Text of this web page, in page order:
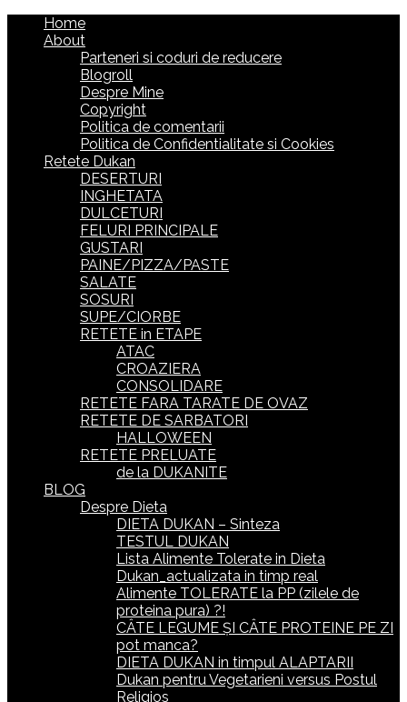
Home
About
Parteneri si coduri de reducere
Blogroll
Despre Mine
Copyright
Politica de comentarii
Politica de Confidentialitate si Cookies
Retete Dukan
DESERTURI
INGHETATA
DULCETURI
FELURI PRINCIPALE
GUSTARI
PAINE/PIZZA/PASTE
SALATE
SOSURI
SUPE/CIORBE
RETETE in ETAPE
ATAC
CROAZIERA
CONSOLIDARE
RETETE FARA TARATE DE OVAZ
RETETE DE SARBATORI
HALLOWEEN
RETETE PRELUATE
de la DUKANITE
BLOG
Despre Dieta
DIETA DUKAN – Sinteza
TESTUL DUKAN
Lista Alimente Tolerate in Dieta
Dukan_actualizata in timp real
Alimente TOLERATE la PP (zilele de
proteina pura) ?!
CÂTE LEGUME ȘI CÂTE PROTEINE PE ZI
pot manca?
DIETA DUKAN in timpul ALAPTARII
Dukan pentru Vegetarieni versus Postul
Religios